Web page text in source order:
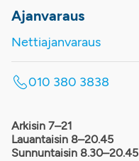
Ajanvaraus
Nettiajanvaraus
010 380 3838
Arkisin 7–21
Lauantaisin 8–20.45
Sunnuntaisin 8.30–20.45